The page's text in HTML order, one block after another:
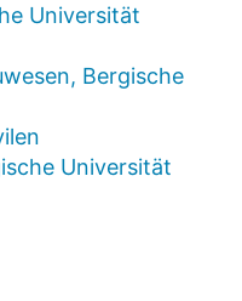
Universität
Bergische
Universität